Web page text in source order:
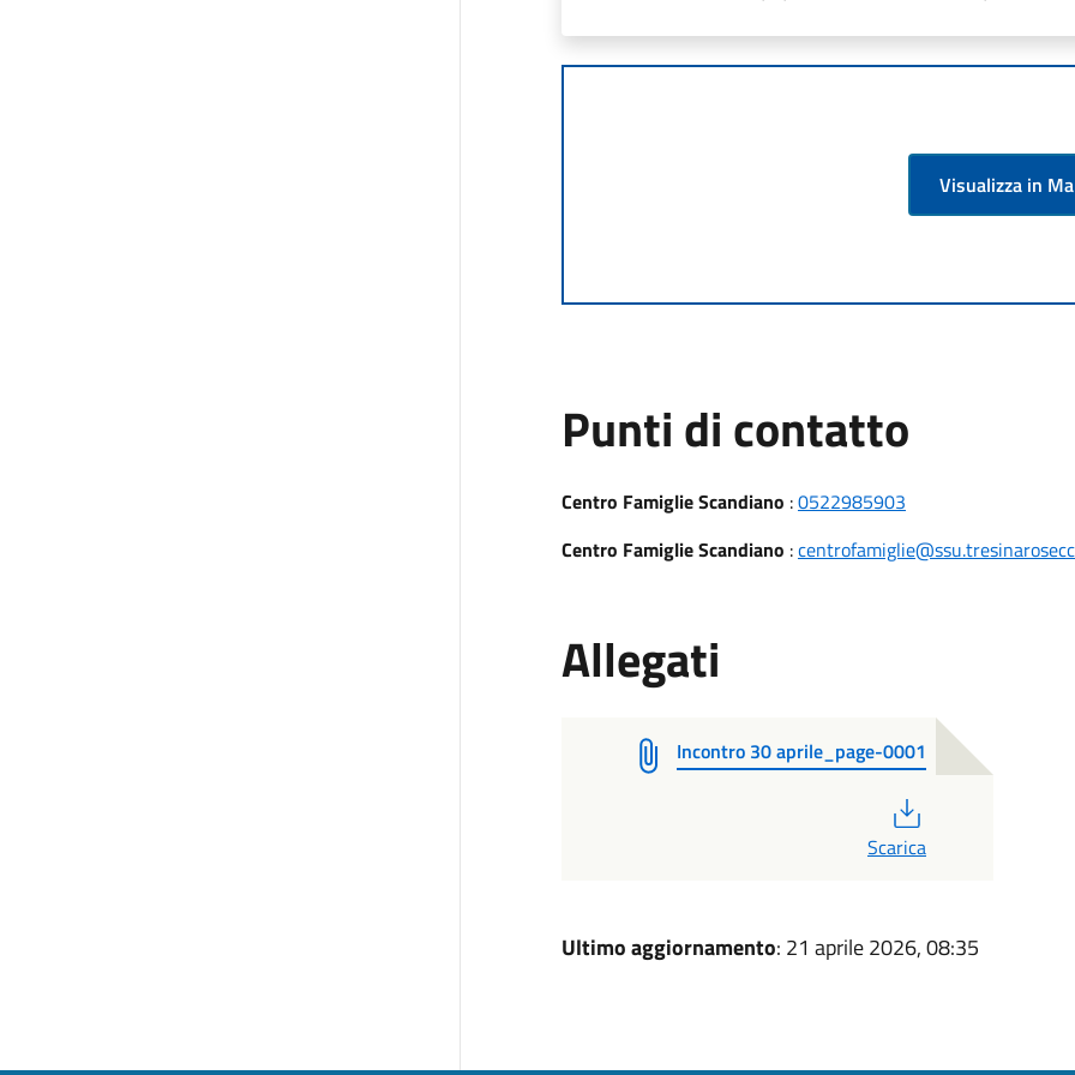
Visualizza in
Punti di contatto
Centro Famiglie Scandiano :0522985903
Centro Famiglie Scandiano :
Allegati
Incontro 30 aprile_page-0001
Scarica
Ultimo aggiornamento: 21 aprile 2026, 08:35